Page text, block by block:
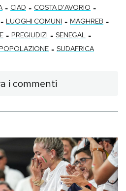
- CIAD - COSTA D'AVORIO -
- LUOGHI COMUNI - MAGHREB -
- PREGIUDIZI - SENEGAL -
- SUDAFRICA
i commenti